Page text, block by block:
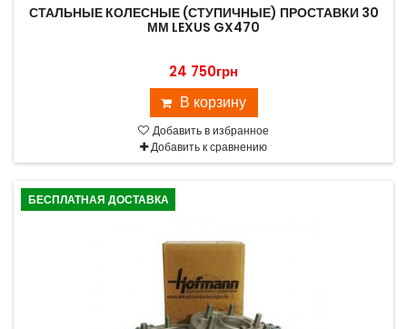
СТАЛЬНЫЕ КОЛЕСНЫЕ (СТУПИЧНЫЕ) ПРОСТАВКИ 30
ММ LEXUS GX470
24 750грн
В корзину
Добавить в избранное
Добавить к сравнению
БЕСПЛАТНАЯ ДОСТАВКА